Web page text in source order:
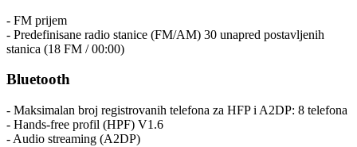
- FM prijem
- Predefinisane radio stanice (FM/AM) 30 unapred postavljenih
stanica (18 FM / 00:00)
Bluetooth
- Maksimalan broj registrovanih telefona za HFP i A2DP: 8 telefona
- Hands-free profil (HPF) V1.6
- Audio streaming (A2DP)